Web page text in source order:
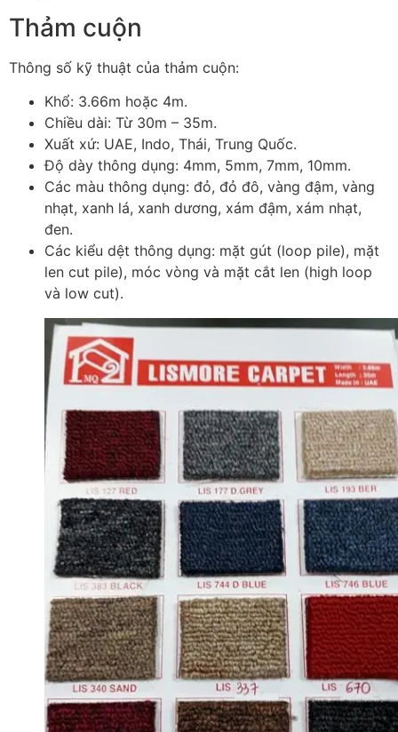
Thảm cuộn
Thông số kỹ thuật của thảm cuộn:
Khổ: 3.66m hoặc 4m.
Chiều dài: Từ 30m – 35m.
Xuất xứ: UAE, Indo, Thái, Trung Quốc.
Độ dày thông dụng: 4mm, 5mm, 7mm, 10mm.
Các màu thông dụng: đỏ, đỏ đô, vàng đậm, vàng
nhạt, xanh lá, xanh dương, xám đậm, xám nhạt,
đen.
Các kiểu dệt thông dụng: mặt gút (loop pile), mặt
len cut pile), móc vòng và mặt cắt len (high loop
và low cut).